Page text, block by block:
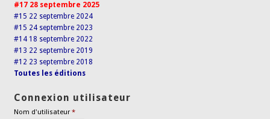
#17 28 septembre 2025
#15 22 septembre 2024
#15 24 septembre 2023
#14 18 septembre 2022
#13 22 septembre 2019
#12 23 septembre 2018
Toutes les éditions
Connexion utilisateur
Nom d'utilisateur*